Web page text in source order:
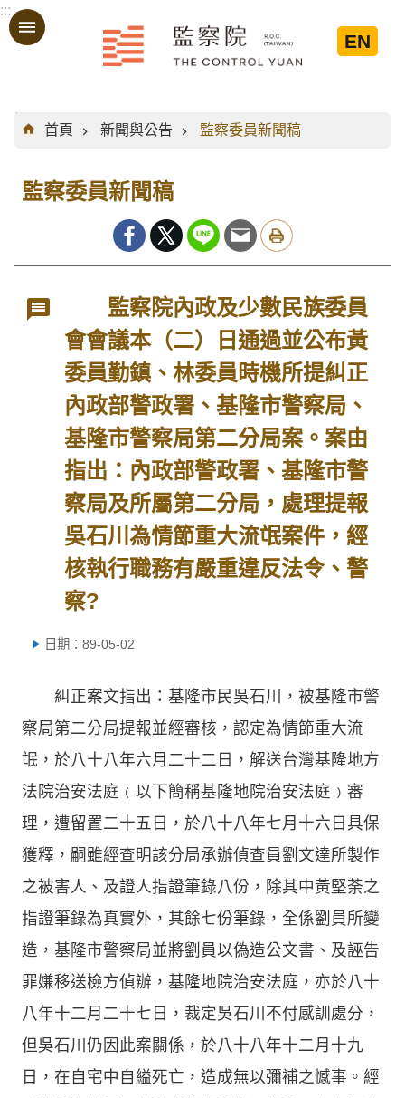
跳到主要內容區塊
:::
EN
:::
首頁
新聞與公告 監察委員新聞稿
監察委員新聞稿
監察院內政及少數民族委員
會會議本（二）日通過並公布黃
委員勤鎮、林委員時機所提糾正
內政部警政署、基隆市警察局、
基隆市警察局第二分局案。案由
指出：內政部警政署、基隆市警
察局及所屬第二分局，處理提報
吳石川為情節重大流氓案件，經
核執行職務有嚴重違反法令、警
察?
日期：89-05-02
糾正案文指出：基隆市民吳石川，被基隆市警
察局第二分局提報並經審核，認定為情節重大流
氓，於八十八年六月二十二日，解送台灣基隆地方
法院治安法庭﹙以下簡稱基隆地院治安法庭﹚審
理，遭留置二十五日，於八十八年七月十六日具保
獲釋，嗣雖經查明該分局承辦偵查員劉文達所製作
之被害人、及證人指證筆錄八份，除其中黃堅荼之
指證筆錄為真實外，其餘七份筆錄，全係劉員所變
造，基隆市警察局並將劉員以偽造公文書、及誣告
罪嫌移送檢方偵辦，基隆地院治安法庭，亦於八十
八年十二月二十七日，裁定吳石川不付感訓處分，
但吳石川仍因此案關係，於八十八年十二月十九
日，在自宅中自縊死亡，造成無以彌補之憾事。經